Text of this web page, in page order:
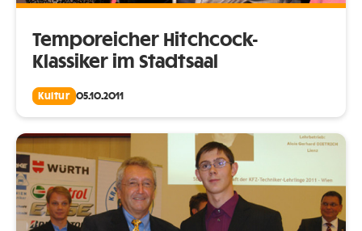
Temporeicher Hitchcock-
Klassiker im Stadtsaal
Kultur 05.10.2011